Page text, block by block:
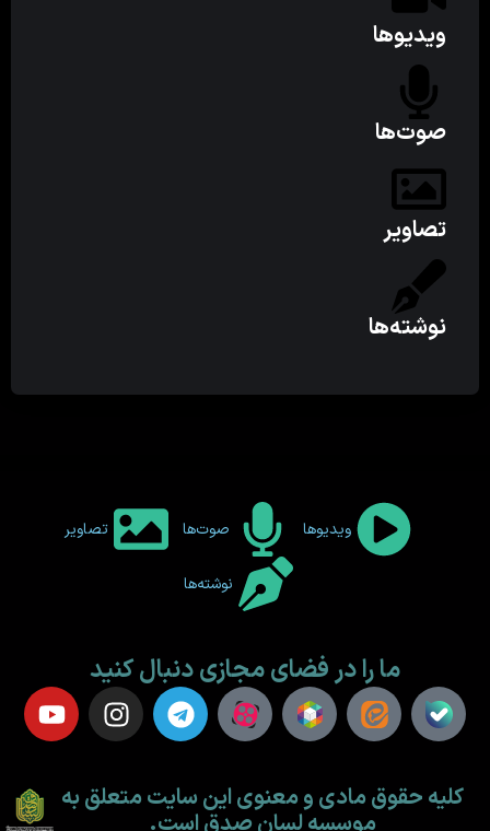
ویدیوها
صوت‌ها
تصاویر
نوشته‌ها
ویدیوها صوت‌ها تصاویر
نوشته‌ها
ما را در فضای مجازی دنبال کنید
کلیه حقوق مادی و معنوی این سایت متعلق به